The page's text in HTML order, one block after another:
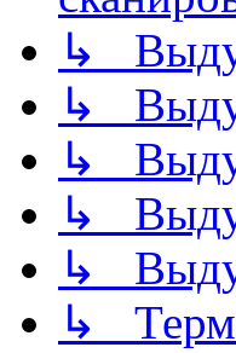
↳
↳
↳
↳
↳
↳